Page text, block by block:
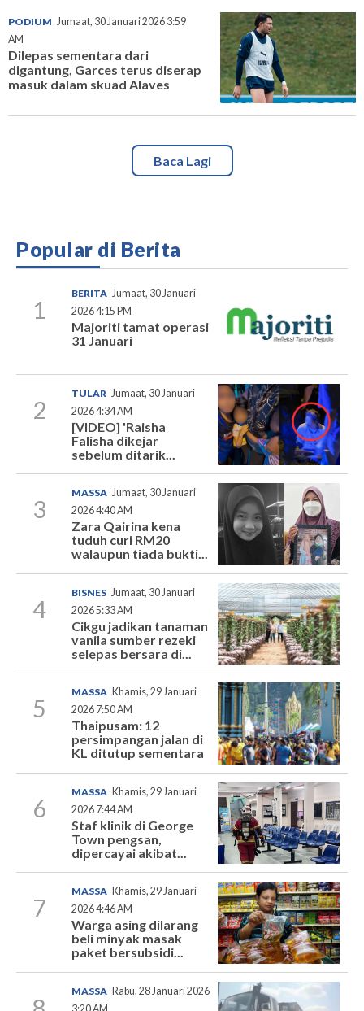
PODIUM Jumaat, 30 Januari 2026 3:59
AM
Dilepas sementara dari
digantung, Garces terus diserap
masuk dalam skuad Alaves
Baca Lagi
Popular di Berita
1
BERITA Jumaat, 30 Januari
2026 4:15 PM
Majoriti tamat operasi
31 Januari
2
TULAR Jumaat, 30 Januari
2026 4:34 AM
[VIDEO] 'Raisha
Falisha dikejar
sebelum ditarik...
3
MASSA Jumaat, 30 Januari
2026 4:40 AM
Zara Qairina kena
tuduh curi RM20
walaupun tiada bukti...
4
BISNES Jumaat, 30 Januari
2026 5:33 AM
Cikgu jadikan tanaman
vanila sumber rezeki
selepas bersara di...
5
MASSA Khamis, 29 Januari
2026 7:50 AM
Thaipusam: 12
persimpangan jalan di
KL ditutup sementara
6
MASSA Khamis, 29 Januari
2026 7:44 AM
Staf klinik di George
Town pengsan,
dipercayai akibat...
7
MASSA Khamis, 29 Januari
2026 4:46 AM
Warga asing dilarang
beli minyak masak
paket bersubsidi...
MASSA Rabu, 28 Januari 2026
3:20 AM